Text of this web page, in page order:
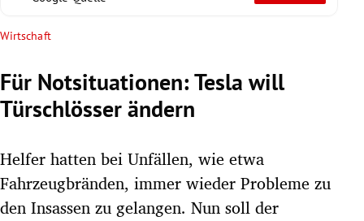
Untermenü
Wirtschaft
Für Notsituationen: Tesla will
Türschlösser ändern
Helfer hatten bei Unfällen, wie etwa
Fahrzeugbränden, immer wieder Probleme zu
den Insassen zu gelangen. Nun soll der